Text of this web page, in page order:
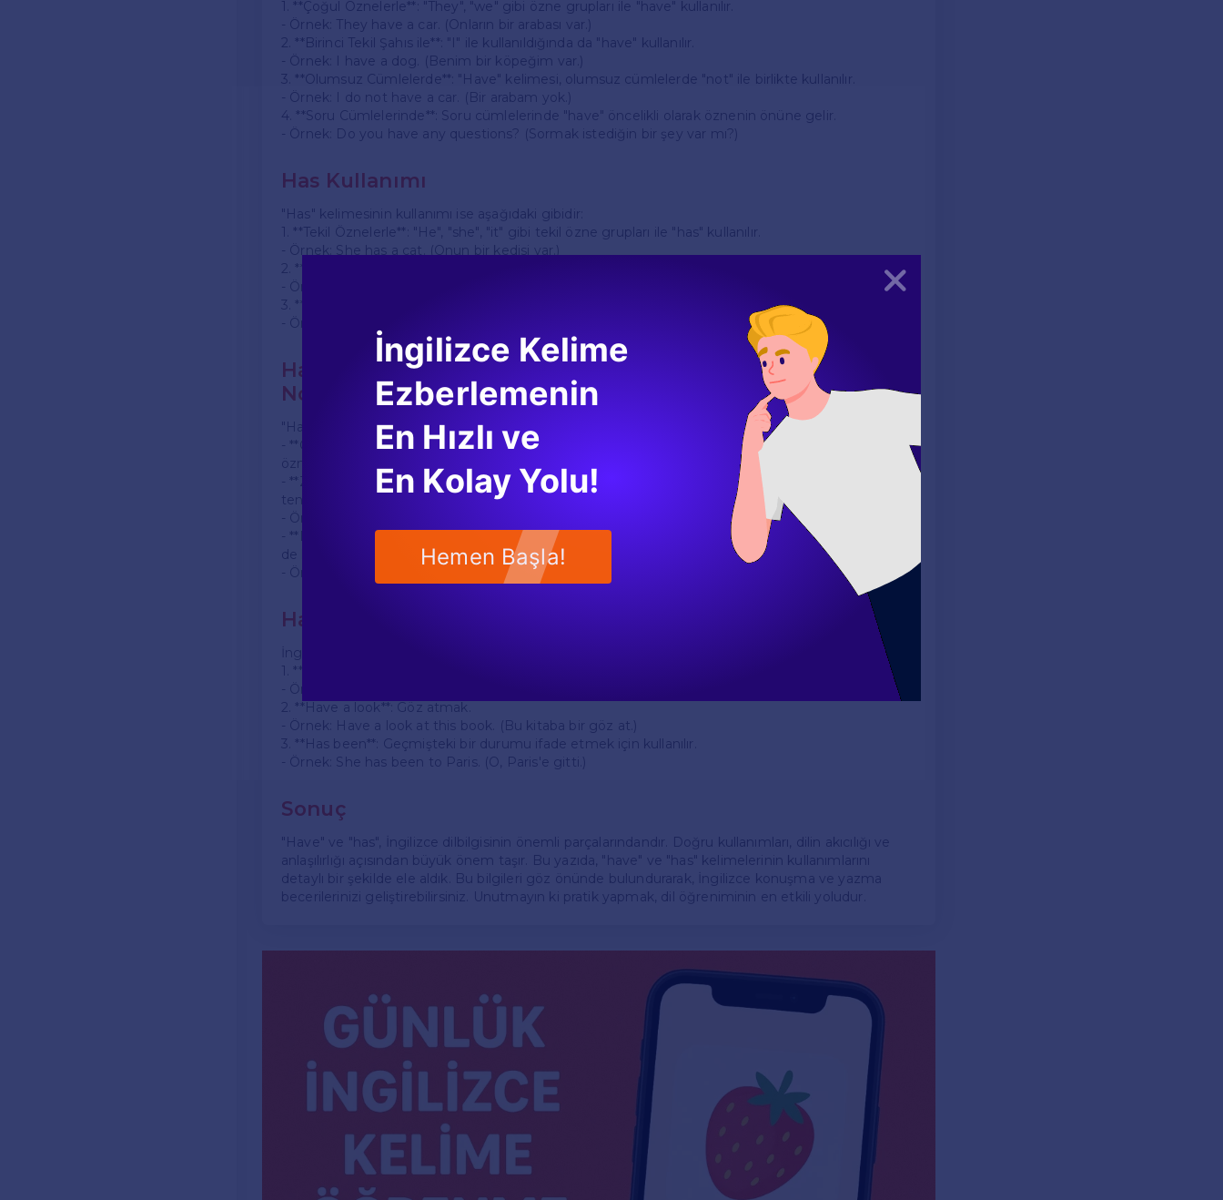
1. **Çoğul Öznelerle**: "They", "we" gibi özne grupları ile "have" kullanılır.
- Örnek: They have a car. (Onların bir arabası var.)
2. **Birinci Tekil Şahıs ile**: "I" ile kullanıldığında da "have" kullanılır.
- Örnek: I have a dog. (Benim bir köpeğim var.)
3. **Olumsuz Cümlelerde**: "Have" kelimesi, olumsuz cümlelerde "not" ile birlikte kullanılır.
- Örnek: I do not have a car. (Bir arabam yok.)
4. **Soru Cümlelerinde**: Soru cümlelerinde "have" öncelikli olarak öznenin önüne gelir.
- Örnek: Do you have any questions? (Sormak istediğin bir şey var mı?)
Has Kullanımı
"Has" kelimesinin kullanımı ise aşağıdaki gibidir:
1. **Tekil Öznelerle**: "He", "she", "it" gibi tekil özne grupları ile "has" kullanılır.
- Örnek: She has a cat. (Onun bir kedisi var.)
2. **Olumsuz Cümlelerde**: "Has" kelimesi olumsuz cümlelerde "not" ile birlikte kullanılır.
- Örnek: He does not have a bicycle. (Onun bir bisikleti yok.)
3. **Soru Cümlelerinde**: Soru cümlelerinde "has" öznenin önüne gelir.
- Örnek: Does she have a sister? (Onun bir kız kardeşi var mı?)
Have ve Has Kullanımında Dikkat Edilmesi Gereken
Noktalar
"Have" ve "has" kullanımında dikkat edilmesi gereken bazı noktalar vardır:
- **Özne Uyumu**: Doğru fiili kullanabilmek için özne ile uyum sağlamaya dikkat edilmelidir. Tekil
özne için "has", çoğul özne ve "I" için "have" kullanılmalıdır.
- **Zaman Kullanımı**: "Have" ve "has" kelimeleri genellikle geniş zamanda kullanılır. Ancak perfect
tense (mükemmel zaman) yapısında da kullanılırlar.
- Örnek: I have eaten. (Yedim.) / She has gone. (Gitti.)
- **Duygusal ve Fiziksel Durumlar**: "Have" kelimesi, duygu veya fiziksel durumları ifade etmek için
de kullanılabilir.
- Örnek: I have a headache. (Başım ağrıyor.)
Have ve Has ile İlgili Yaygın İfadeler
İngilizce'de "have" ve "has" ile sıkça kullanılan bazı ifadeler bulunmaktadır:
1. **Have a good time**: İyi vakit geçirmek.
- Örnek: We had a good time at the party. (Partide iyi vakit geçirdik.)
2. **Have a look**: Göz atmak.
- Örnek: Have a look at this book. (Bu kitaba bir göz at.)
3. **Has been**: Geçmişteki bir durumu ifade etmek için kullanılır.
- Örnek: She has been to Paris. (O, Paris'e gitti.)
Sonuç
"Have" ve "has", İngilizce dilbilgisinin önemli parçalarındandır. Doğru kullanımları, dilin akıcılığı ve
anlaşılırlığı açısından büyük önem taşır. Bu yazıda, "have" ve "has" kelimelerinin kullanımlarını
detaylı bir şekilde ele aldık. Bu bilgileri göz önünde bulundurarak, İngilizce konuşma ve yazma
becerilerinizi geliştirebilirsiniz. Unutmayın ki pratik yapmak, dil öğreniminin en etkili yoludur.
Kapat
İngilizce Kelime
Ezberlemenin
En Hızlı ve
En Kolay Yolu!
Hemen Başla!